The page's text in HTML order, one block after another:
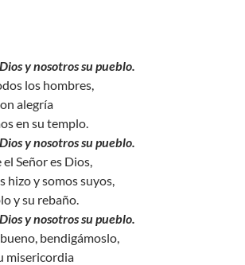
y nosotros su pueblo.
los hombres,
alegría
en su templo.
y nosotros su pueblo.
Señor es Dios,
hizo y somos suyos,
y su rebaño.
y nosotros su pueblo.
bendigámoslo,
misericordia